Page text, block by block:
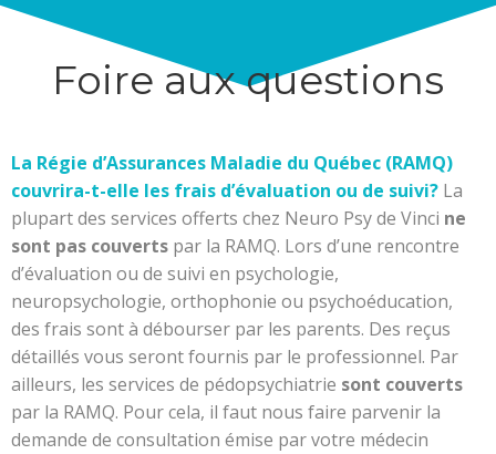
contenu
Foire aux questions
La Régie d’Assurances Maladie du Québec (RAMQ)
couvrira-t-elle les frais d’évaluation ou de suivi? La
plupart des services offerts chez Neuro Psy de Vinci ne
sont pas couverts par la RAMQ. Lors d’une rencontre
d’évaluation ou de suivi en psychologie,
neuropsychologie, orthophonie ou psychoéducation,
des frais sont à débourser par les parents. Des reçus
détaillés vous seront fournis par le professionnel. Par
ailleurs, les services de pédopsychiatrie sont couverts
par la RAMQ. Pour cela, il faut nous faire parvenir la
demande de consultation émise par votre médecin